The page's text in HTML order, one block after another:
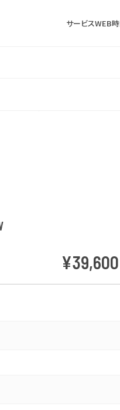
サービスWEB
¥39,600